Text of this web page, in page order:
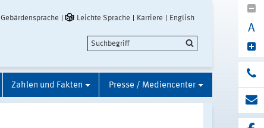
Gebärdensprache Leichte Sprache Karriere English
A
Zahlen und Fakten Presse / Mediencenter